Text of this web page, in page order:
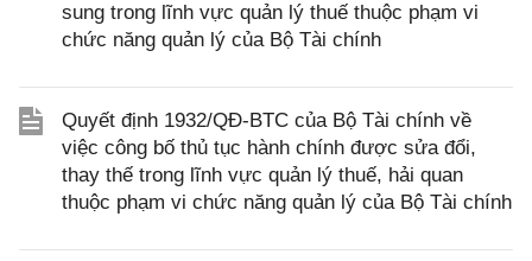
sung trong lĩnh vực quản lý thuế thuộc phạm vi
chức năng quản lý của Bộ Tài chính
Quyết định 1932/QĐ-BTC của Bộ Tài chính về
việc công bố thủ tục hành chính được sửa đổi,
thay thế trong lĩnh vực quản lý thuế, hải quan
thuộc phạm vi chức năng quản lý của Bộ Tài chính